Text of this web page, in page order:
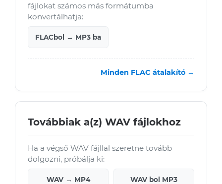
fájlokat számos más formátumba
konvertálhatja:
FLACbol → MP3 ba
Minden FLAC átalakító →
Továbbiak a(z) WAV fájlokhoz
Ha a végső WAV fájllal szeretne tovább
dolgozni, próbálja ki:
WAV → MP4 WAV bol MP3